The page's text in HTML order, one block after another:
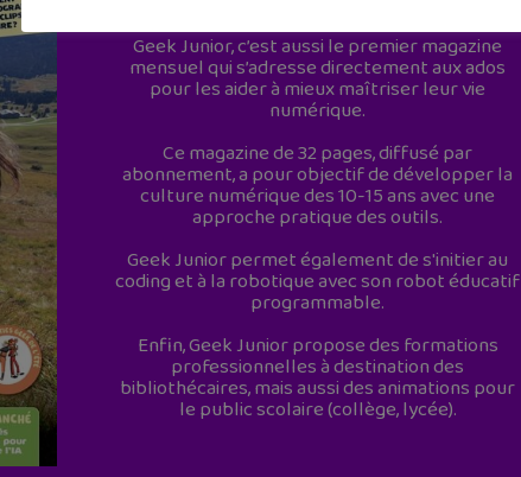
Geek Junior, c’est aussi le premier magazine
mensuel qui s’adresse directement aux ados
pour les aider à mieux maîtriser leur vie
numérique.
Ce magazine de 32 pages, diffusé par
abonnement, a pour objectif de développer la
culture numérique des 10-15 ans avec une
approche pratique des outils.
Geek Junior permet également de s'initier au
coding et à la robotique avec son robot éducatif
programmable.
Enfin, Geek Junior propose des formations
professionnelles à destination des
bibliothécaires, mais aussi des animations pour
le public scolaire (collège, lycée).